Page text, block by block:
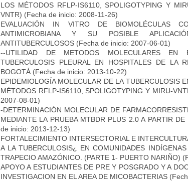
LOS MÉTODOS RFLP-IS6110, SPOLIGOTYPING Y
VNTR) (Fecha de inicio: 2008-11-26)
EVALUACIÓN IN VITRO DE BIOMOLÉCULAS
ANTIMICROBIANA Y SU POSIBLE
ANTITUBERCULOSOS (Fecha de inicio: 2007-06-01)
--UTILIDAD DE METODOS MOLECULARES
TUBERCULOSIS PLEURAL EN HOSPITALES DE LA
BOGOTÁ (Fecha de inicio: 2013-10-22)
EPIDEMIOLOGÍA MOLECULAR DE LA TUBERCULOSIS
MÉTODOS RFLP-IS6110, SPOLIGOTYPING Y MIRU-
2007-08-01)
-DETERMINACIÓN MOLECULAR DE
MEDIANTE LA PRUEBA MTBDR PLUS 2.0 A PARTIR
de inicio: 2013-12-13)
FORTALECIMIENTO INTERSECTORIAL E
A LA TUBERCULOSIS¿ EN COMUNIDADES
TRAPECIO AMAZÓNICO. (PARTE 1- PUERTO NARIÑO)
APOYO A ESTUDIANTES DE PRE Y POSGRADO Y A
INVESTIGACION EN EL AREA DE MICOBACTERIAS